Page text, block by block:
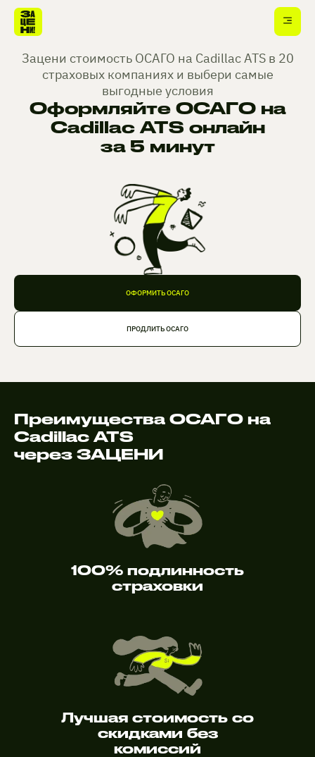
Зацени стоимость ОСАГО на Cadillac ATS в 20
страховых компаниях и выбери самые
выгодные условия
Оформляйте ОСАГО на
Cadillac ATS онлайн
за 5 минут
ОФОРМИТЬ ОСАГО
ПРОДЛИТЬ ОСАГО
Преимущества ОСАГО на
Cadillac ATS
через ЗАЦЕНИ
100% подлинность
страховки
Лучшая стоимость со
скидками без
комиссий